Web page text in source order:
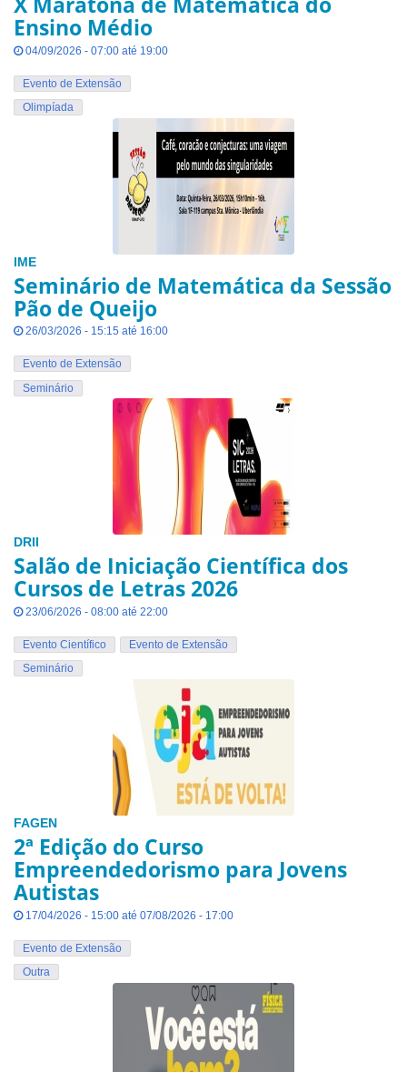
Ensino Médio
04/09/2026 - 07:00 até 19:00
Evento de Extensão
Olimpíada
IME
Seminário de Matemática da Sessão
Pão de Queijo
26/03/2026 - 15:15 até 16:00
Evento de Extensão
Seminário
DRII
Salão de Iniciação Científica dos
Cursos de Letras 2026
23/06/2026 - 08:00 até 22:00
Evento Científico
Evento de Extensão
Seminário
FAGEN
2ª Edição do Curso
Empreendedorismo para Jovens
Autistas
17/04/2026 - 15:00 até 07/08/2026 - 17:00
Evento de Extensão
Outra